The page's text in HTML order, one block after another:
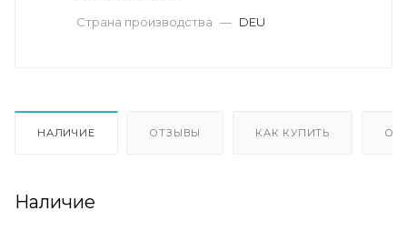
Страна производства — DEU
НАЛИЧИЕ ОТЗЫВЫ КАК КУПИТЬ
Наличие